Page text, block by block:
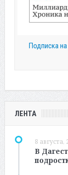
Подписка
ЛЕНТА
8 августа,
В